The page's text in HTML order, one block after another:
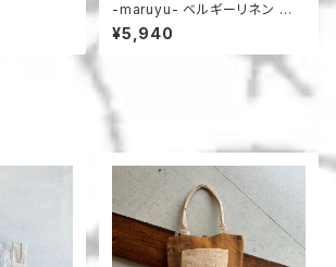
-maruyu- ベルギーリネン 小
さめトート
¥5,940